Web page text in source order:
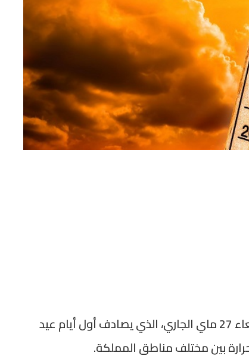
أفادت المديرية العامة للأرصاد الجوية أن يوم غد الأربعاء 27 ماي الجاري، الذي يصادف أول أيام عيد
بين مختلف مناطق المملكة.